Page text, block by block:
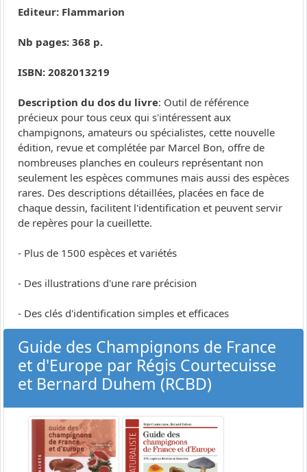
Editeur: Flammarion
Nb pages: 368 p.
ISBN: 2082013219
Description du dos du livre: Outil de référence
précieux pour tous ceux qui s'intéressent aux
champignons, amateurs ou spécialistes, cette nouvelle
édition, revue et complétée par Marcel Bon, offre de
nombreuses planches en couleurs représentant non
seulement les espèces communes mais aussi des espèces
rares. Des descriptions détaillées, placées en face de
chaque dessin, facilitent l'identification et peuvent servir
de repères pour la cueillette.
- Plus de 1500 espèces et variétés
- Des illustrations d'une rare précision
- Des clés d'identification simples et efficaces
Guide des Champignons de France
et d'Europe par Régis Courtecuisse
et Bernard Duhem (RCBD)